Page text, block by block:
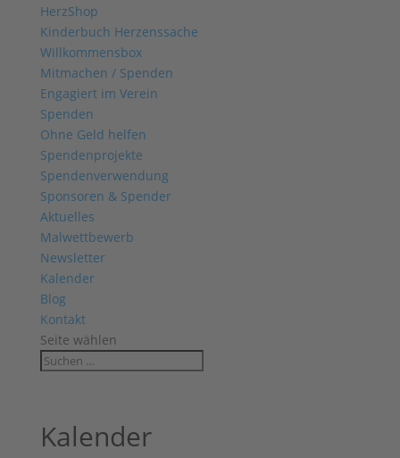
HerzShop
Kinderbuch Herzenssache
Willkommensbox
Mitmachen / Spenden
Engagiert im Verein
Spenden
Ohne Geld helfen
Spendenprojekte
Spendenverwendung
Sponsoren & Spender
Aktuelles
Malwettbewerb
Newsletter
Kalender
Blog
Kontakt
Seite wählen
Kalender